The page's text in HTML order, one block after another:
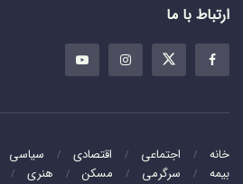
ارتباط با ما
خانه اجتماعی اقتصادی سیاسی
بیمه
سرگرمی مسکن هنری